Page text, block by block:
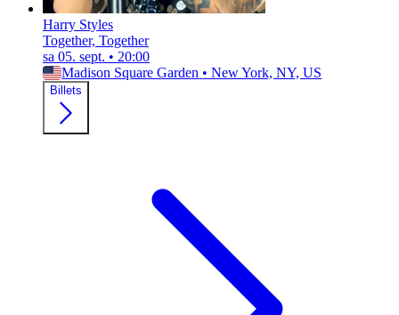
Harry Styles
Together, Together
sa 05. sept. • 20:00
Madison Square Garden • New York, NY, US
Billets